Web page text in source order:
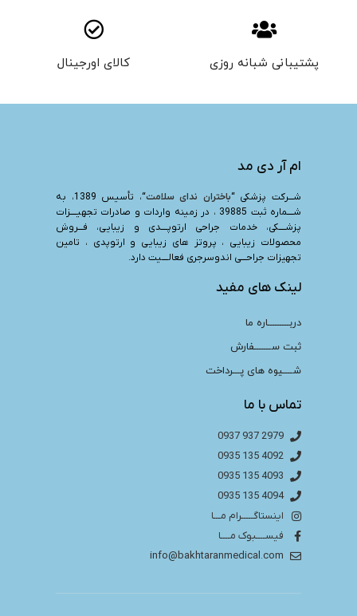
پشتیبانی شبانه روزی کالای اورجینال
ام آر دی مد
شـــرکت پزشکی “باختران ندای سلامت
“، تأسیس 1389، به
شــــماره ثبت 39885 ، در زمینه واردات و صادرات تجهیــــزات
پزشــــکی، خدمات جراحی ارتوپــــدی و زیبایی، فـــروش
محصولات زیبایی ، پروتز های زیبایی و ارتوپدی ، تامین
تجهیزات جراحـــی اندوسرجری فعالــــیت دارد.
لینک های مفید
دربـــــــــاره ما
ثبت ســـــــفارش
شــــیوه های پـــرداخت
تماس با ما
2979 937 0937
4092 135 0935
4093 135 0935
4094 135 0935
اینستاگـــــرام مـــا
فیســــبوک مــــا
info@bakhtaranmedical.com